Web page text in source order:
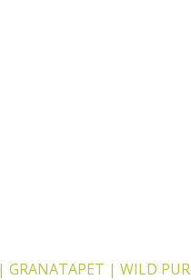
GRANATAPET | WILD PUR